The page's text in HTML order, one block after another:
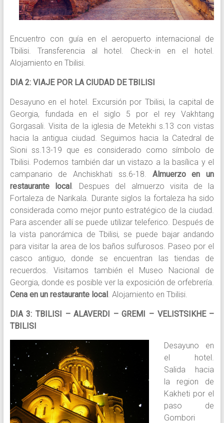
Encuentro con guía en el aeropuerto internacional de
Tbilisi. Transferencia al hotel. Check-in en el hotel.
Alojamiento en Tbilisi.
DIA 2: VIAJE POR LA CIUDAD DE TBILISI
Desayuno en el hotel. Excursión por Tbilisi, la capital de
Georgia, fundada en el siglo 5 por el rey Vakhtang
Gorgasali. Visita de la iglesia de Metekhi s.13 con vistas
hacia la antigua ciudad. Seguimos hacia la Catedral de
Sioni ss.13-19 que es considerado como símbolo de
Tbilisi. Podemos también dar un vistazo a la basílica y el
campanario de Anchiskhati ss.6-18. Almuerzo en un
restaurante local. Despues del almuerzo visita de la
Fortaleza de Narikala. Durante siglos la fortaleza ha sido
considerada como mejor punto estratégico de la ciudad.
Para ascender allí se puede utilizar teleferico. Después de
la vista panorámica de Tbilisi, se puede bajar andando
para visitar la area de los baños sulfurosos. Paseo por el
casco antiguo, donde se encuentran las tiendas de
recuerdos. Visitamos también el Museo Nacional de
Georgia, donde es posible ver la exposición de orfebrería.
Cena en un restaurante local. Alojamiento en Tbilisi.
DIA 3: TBILISI – ALAVERDI – GREMI – VELISTSIKHE –
TBILISI
Desayuno en
el hotel.
Salida hacia
la region de
Kakheti por el
paso de
Gombori